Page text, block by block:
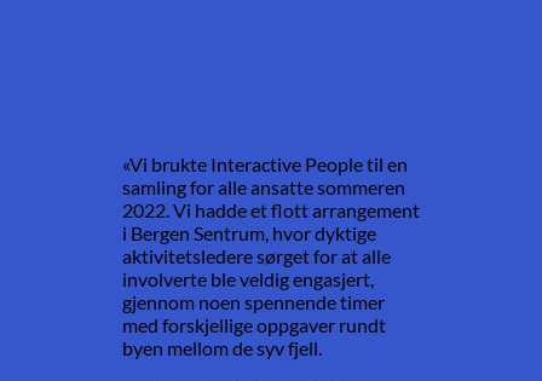
«Vi brukte Interactive People til en
samling for alle ansatte sommeren
2022. Vi hadde et flott arrangement
i Bergen Sentrum, hvor dyktige
aktivitetsledere sørget for at alle
involverte ble veldig engasjert,
gjennom noen spennende timer
med forskjellige oppgaver rundt
byen mellom de syv fjell.